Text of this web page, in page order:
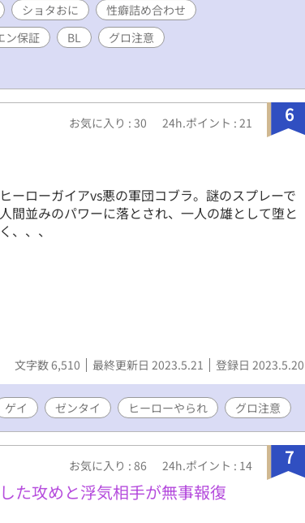
ショタおに
性癖詰め合わせ
ン保証 BL
グロ注意
6
お気に入り : 30 24h.ポイント : 21
ーローガイアvs悪の軍団コブラ。謎のスプレーで
間並みのパワーに落とされ、一人の雄として堕と
、、、
文字数 6,510 最終更新日 2023.5.21 登録日 2023.5.20
ゲイ ゼンタイ ヒーローやられ グロ注意
7
お気に入り : 86 24h.ポイント : 14
た攻めと浮気相手が無事報復